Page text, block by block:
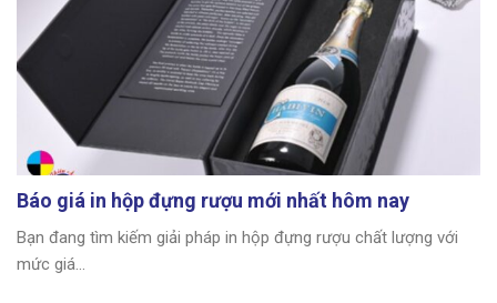
Báo giá in hộp đựng rượu mới nhất hôm nay
Bạn đang tìm kiếm giải pháp in hộp đựng rượu chất lượng với
mức giá...